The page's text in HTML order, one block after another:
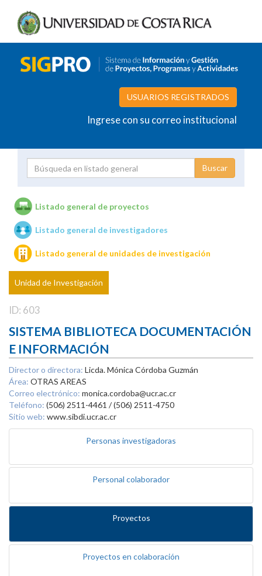
USUARIOS REGISTRADOS
Ingrese con su correo institucional
Unidades de investigación
Listado general de proyectos
Listado general de investigadores
Listado general de unidades de investigación
Unidad de Investigación
ID: 603
SISTEMA BIBLIOTECA DOCUMENTACIÓN
E INFORMACIÓN
Director o directora: Licda. Mónica Córdoba Guzmán
Área: OTRAS AREAS
Correo electrónico: monica.cordoba@ucr.ac.cr
Teléfono: (506) 2511-4461 / (506) 2511-4750
Sitio web: www.sibdi.ucr.ac.cr
Personas investigadoras
Personal colaborador
Proyectos
Proyectos en colaboración